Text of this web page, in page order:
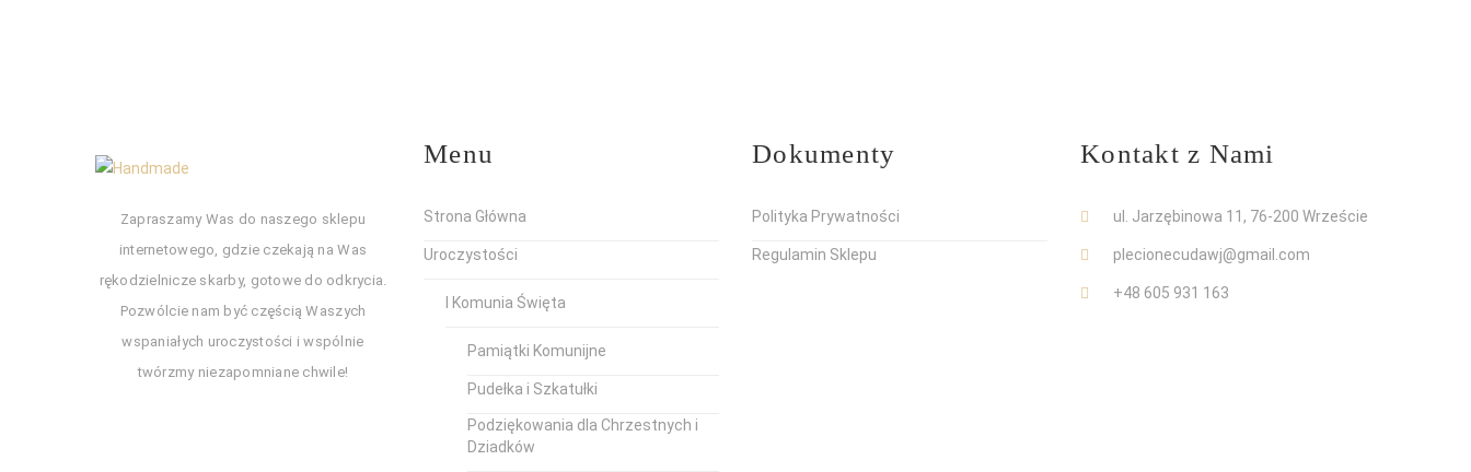
Zapraszamy Was do naszego sklepu
internetowego, gdzie czekają na Was
rękodzielnicze skarby, gotowe do odkrycia.
Pozwólcie nam być częścią Waszych
wspaniałych uroczystości i wspólnie
twórzmy niezapomniane chwile!
Menu
Strona Główna
Uroczystości
I Komunia Święta
Pamiątki Komunijne
Pudełka i Szkatułki
Podziękowania dla Chrzestnych i
Dziadków
Dokumenty
Polityka Prywatności
Regulamin Sklepu
Kontakt z Nami
ul. Jarzębinowa 11, 76-200 Wrzeście
plecionecudawj@gmail.com
+48 605 931 163